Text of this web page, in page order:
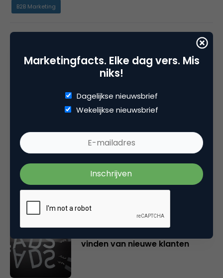
B2B Marketing
Tags
Plaats reactie
plaatsen.
Gerelateerde artikelen
vinden van nieuwe klanten
Marketingfacts. Elke dag vers. Mis
niks!
Dagelijkse nieuwsbrief
Wekelijkse nieuwsbrief